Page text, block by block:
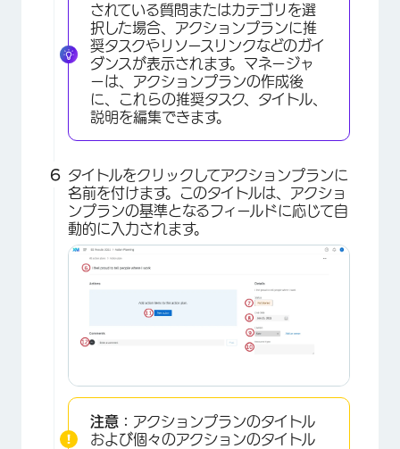
×
されている質問またはカテゴリを選
択した場合、アクションプランに推
奨タスクやリソースリンクなどのガイ
ダンスが表示されます。マネージャ
ーは、アクションプランの作成後
に、これらの推奨タスク、タイトル、
説明を編集できます。
タイトルをクリックしてアクションプランに
名前を付けます。このタイトルは、アクショ
ンプランの基準となるフィールドに応じて自
動的に入力されます。
注意： アクションプランのタイトル
および個々のアクションのタイトル